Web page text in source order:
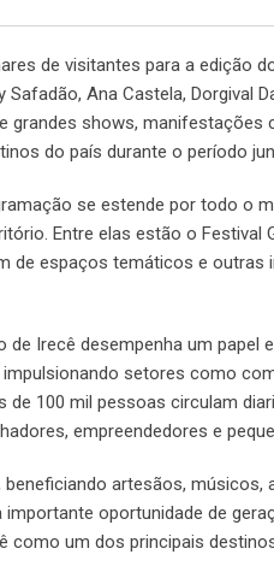
de visitantes para a edição
Ana Castela, Dorgival
grandes shows, manifestações
do país durante o período
se estende por todo o
Entre elas estão o Festival
de espaços temáticos e
Irecê desempenha um papel
setores como
100 mil pessoas circulam
empreendedores e
artesãos, músicos,
oportunidade de
como um dos principais